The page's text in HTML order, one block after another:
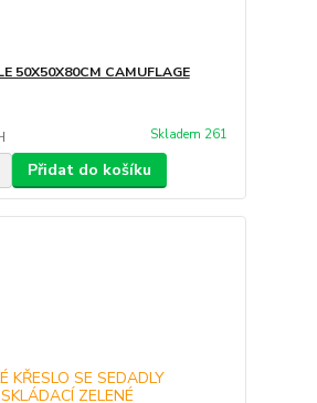
50X50X80CM CAMUFLAGE
Skladem 261
Přidat do košíku